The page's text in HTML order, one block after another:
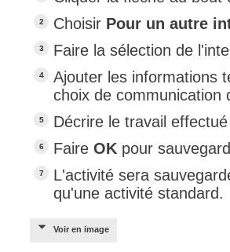
Choisir Pour un autre
Faire la sélection de
Ajouter les informations
choix de communication
Décrire le travail
Faire OK pour
L'activité sera
qu'une activité standard.
Voir en image